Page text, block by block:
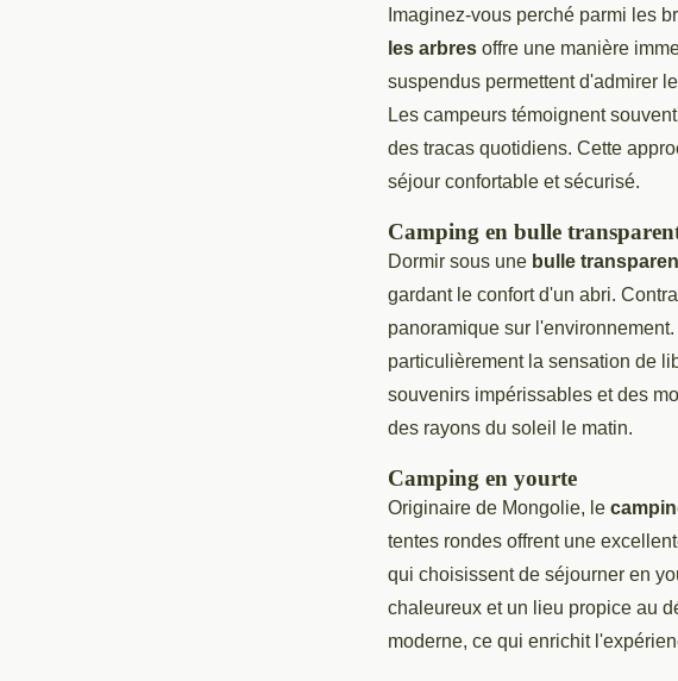
Imaginez-vous perché parmi les
les arbres offre une manière
suspendus permettent d'admirer
Les campeurs témoignent
des tracas quotidiens. Cette
séjour confortable et sécurisé.
Camping en bulle
Dormir sous une bulle
gardant le confort d'un abri.
panoramique sur
particulièrement la sensation de
souvenirs impérissables et des
des rayons du soleil le matin.
Camping en yourte
Originaire de Mongolie, le
tentes rondes offrent une
qui choisissent de séjourner en
chaleureux et un lieu propice au
moderne, ce qui enrichit